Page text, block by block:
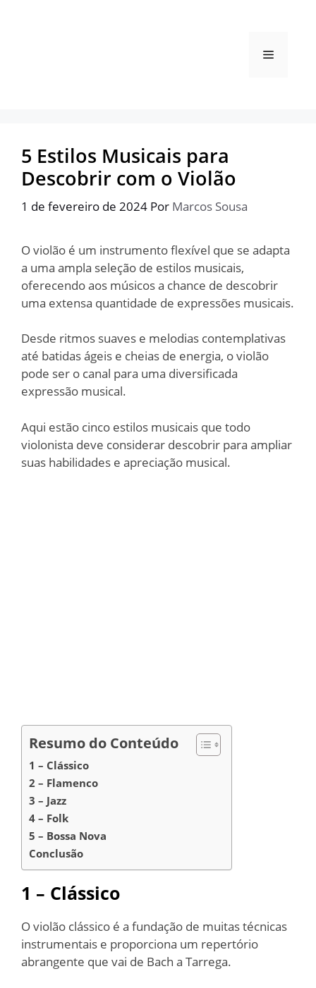
Menu
5 Estilos Musicais para
Descobrir com o Violão
1 de fevereiro de 2024 Por Marcos Sousa
O violão é um instrumento flexível que se adapta
a uma ampla seleção de estilos musicais,
oferecendo aos músicos a chance de descobrir
uma extensa quantidade de expressões musicais.
Desde ritmos suaves e melodias contemplativas
até batidas ágeis e cheias de energia, o violão
pode ser o canal para uma diversificada
expressão musical.
Aqui estão cinco estilos musicais que todo
violonista deve considerar descobrir para ampliar
suas habilidades e apreciação musical.
Resumo do Conteúdo
1 – Clássico
2 – Flamenco
3 – Jazz
4 – Folk
5 – Bossa Nova
Conclusão
1 – Clássico
O violão clássico é a fundação de muitas técnicas
instrumentais e proporciona um repertório
abrangente que vai de Bach a Tarrega.